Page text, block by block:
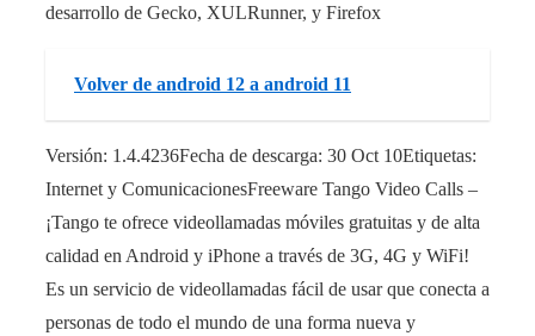
desarrollo de Gecko, XULRunner, y Firefox
Volver de android 12 a android 11
Versión: 1.4.4236Fecha de descarga: 30 Oct 10Etiquetas:
Internet y ComunicacionesFreeware Tango Video Calls –
¡Tango te ofrece videollamadas móviles gratuitas y de alta
calidad en Android y iPhone a través de 3G, 4G y WiFi!
Es un servicio de videollamadas fácil de usar que conecta a
personas de todo el mundo de una forma nueva y